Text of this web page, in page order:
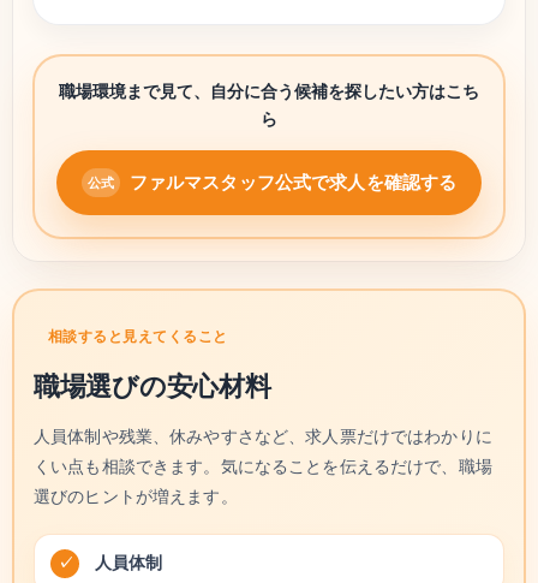
職場環境まで見て、自分に合う候補を探したい方はこち
ら
ファルマスタッフ公式で求人を確認する
相談すると見えてくること
職場選びの安心材料
人員体制や残業、休みやすさなど、求人票だけではわかりに
くい点も相談できます。気になることを伝えるだけで、職場
選びのヒントが増えます。
人員体制